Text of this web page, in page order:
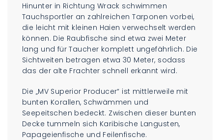
Hinunter in Richtung Wrack schwimmen
Tauchsportler an zahlreichen Tarponen vorbei,
die leicht mit kleinen Haien verwechselt werden
können. Die Raubfische sind etwa zwei Meter
lang und für Taucher komplett ungefährlich. Die
Sichtweiten betragen etwa 30 Meter, sodass
das der alte Frachter schnell erkannt wird.
Die „MV Superior Producer“ ist mittlerweile mit
bunten Korallen, Schwämmen und
Seepeitschen bedeckt. Zwischen dieser bunten
Decke tummeln sich Karibische Langusten,
Papageienfische und Feilenfische.